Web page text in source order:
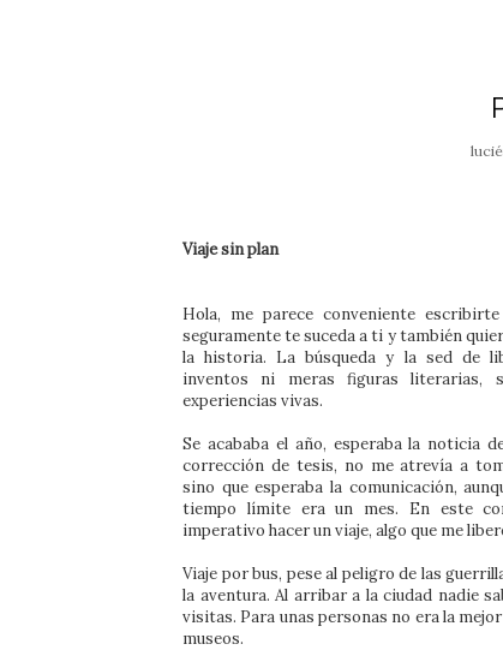
Viaje sin plan
Hola, me parece conveniente
seguramente te suceda a ti y también
la historia. La búsqueda y la sed de
inventos ni meras figuras literarias,
experiencias vivas.
Se acababa el año, esperaba la noticia
corrección de tesis, no me atrevía a
sino que esperaba la comunicación,
tiempo límite era un mes. En este
imperativo hacer un viaje, algo que me
Viaje por bus, pese al peligro de las
la aventura. Al arribar a la ciudad nadie
visitas. Para unas personas no era la
museos.